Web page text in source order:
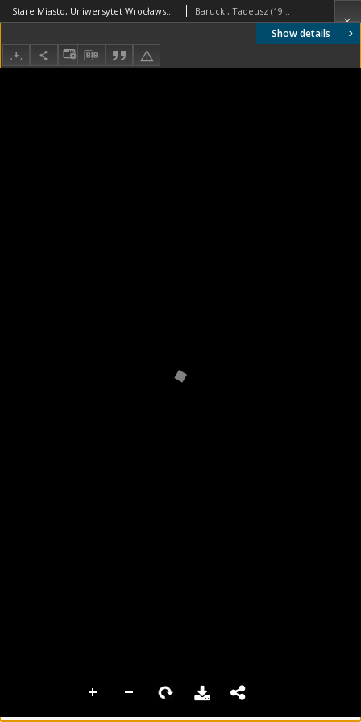
Show details
Stare Miasto, Uniwersytet Wrocławski, Gmach Główny, fasada północna, widok od strony Odry, Wrocław Barucki, Tadeusz (1922- ). Fotograf